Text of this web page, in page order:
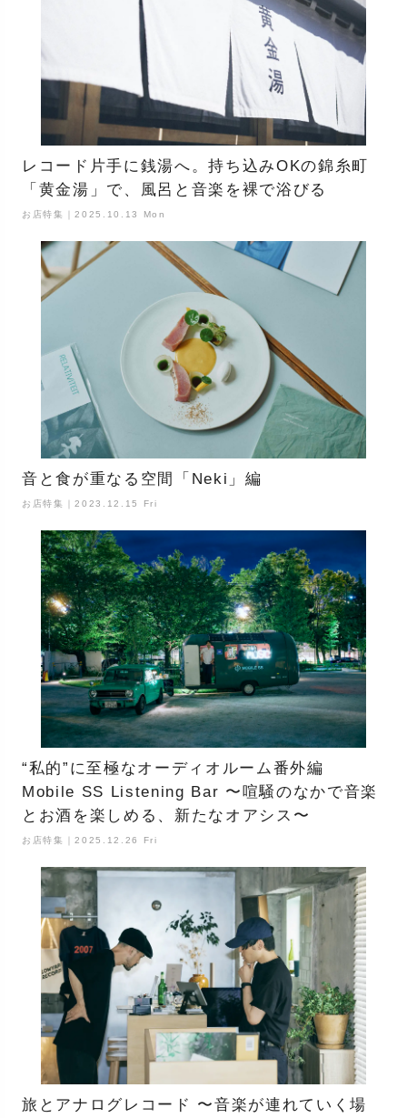
レコード片手に銭湯へ。持ち込みOKの錦糸町
「黄金湯」で、風呂と音楽を裸で浴びる
お店特集｜2025.10.13 Mon
音と食が重なる空間「Neki」編
お店特集｜2023.12.15 Fri
“私的”に至極なオーディオルーム番外編
Mobile SS Listening Bar 〜喧騒のなかで音楽
とお酒を楽しめる、新たなオアシス〜
お店特集｜2025.12.26 Fri
旅とアナログレコード 〜音楽が連れていく場